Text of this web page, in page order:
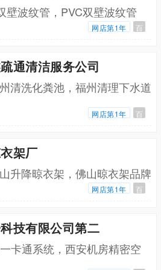
壁波纹管，PVC双壁波纹管
网店第1年 百
通清洁服务公司
清洗化粪池，福州清理下水道
网店第1年 百
架厂
升降晾衣架，佛山晾衣架品牌
网店第1年 百
技有限公司第二
卡通系统，西安机房精密空